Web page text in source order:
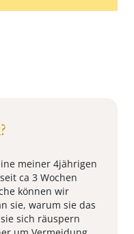
meiner 4jährigen
ca 3 Wochen
können wir
sie, warum sie das
sich räuspern